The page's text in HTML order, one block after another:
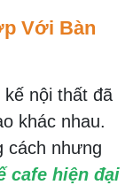
Với Bàn
kế nội thất đã
khác nhau.
cách nhưng
cafe hiện đại